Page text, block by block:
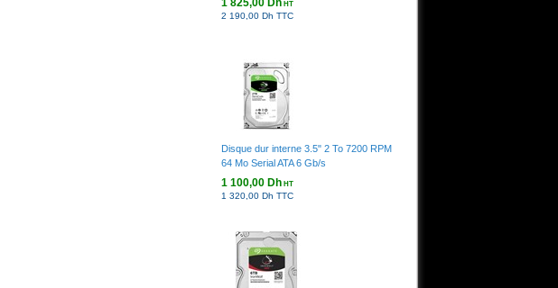
HT
2 190,00 Dh TTC
Disque dur interne 3.5" 2 To 7200 RPM
64 Mo Serial ATA 6 Gb/s
1 100,00 DhHT
1 320,00 Dh TTC